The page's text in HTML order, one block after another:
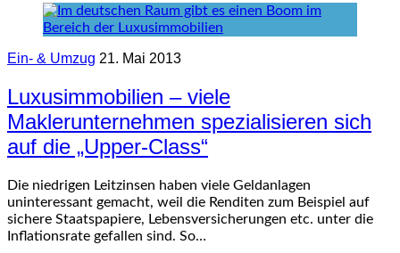
Ein- & Umzug 21. Mai 2013
Luxusimmobilien – viele
Maklerunternehmen spezialisieren sich
auf die „Upper-Class“
Die niedrigen Leitzinsen haben viele Geldanlagen
uninteressant gemacht, weil die Renditen zum Beispiel auf
sichere Staatspapiere, Lebensversicherungen etc. unter die
Inflationsrate gefallen sind. So…